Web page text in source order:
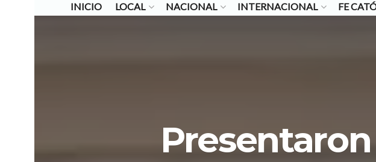
INICIO LOCAL NACIONAL INTERNACIONAL FE